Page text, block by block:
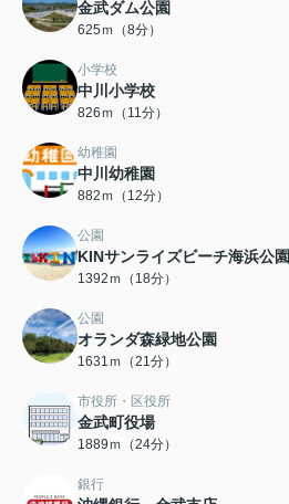
金武ダム公園
625ｍ（8分）
小学校
中川小学校
826ｍ（11分）
幼稚園
中川幼稚園
882ｍ（12分）
公園
KINサンライズビーチ海浜公園
1392ｍ（18分）
公園
オランダ森緑地公園
1631ｍ（21分）
市役所・区役所
金武町役場
1889ｍ（24分）
銀行